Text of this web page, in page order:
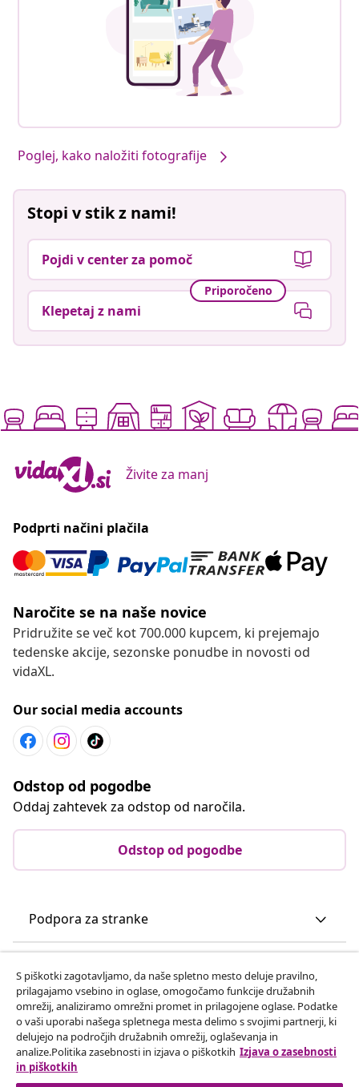
Poglej, kako naložiti fotografije
Stopi v stik z nami!
Pojdi v center za pomoč
Priporočeno
Klepetaj z nami
Živite za manj
Podprti načini plačila
Naročite se na naše novice
Pridružite se več kot 700.000 kupcem, ki prejemajo
tedenske akcije, sezonske ponudbe in novosti od
vidaXL.
Our social media accounts
Odstop od pogodbe
Oddaj zahtevek za odstop od naročila.
Odstop od pogodbe
Podpora za stranke
vidaXL
Odkrijte več
S piškotki zagotavljamo, da naše spletno mesto deluje pravilno,
prilagajamo vsebino in oglase, omogočamo funkcije družabnih
omrežij, analiziramo omrežni promet in prilagojene oglase. Podatke
o vaši uporabi našega spletnega mesta delimo s svojimi partnerji, ki
delujejo na področjih družabnih omrežij, oglaševanja in
analize.Politika zasebnosti in izjava o piškotkih Izjava o zasebnosti
in piškotkih